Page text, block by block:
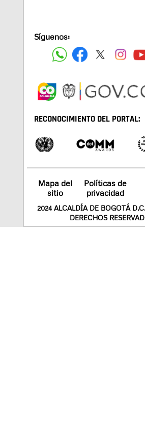
Síguenos:
RECONOCIMIENTO DEL PORTAL:
Mapa del
sitio
Políticas de
privacidad
2024 ALCALDÍA DE BOGOTÁ
DERECHOS